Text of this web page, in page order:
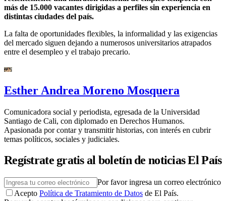
más de 15.000 vacantes dirigidas a perfiles sin experiencia en
distintas ciudades del país.
La falta de oportunidades flexibles, la informalidad y las exigencias
del mercado siguen dejando a numerosos universitarios atrapados
entre el desempleo y el trabajo precario.
Esther Andrea Moreno Mosquera
Comunicadora social y periodista, egresada de la Universidad
Santiago de Cali, con diplomado en Derechos Humanos.
Apasionada por contar y transmitir historias, con interés en cubrir
temas políticos, sociales y judiciales.
Regístrate gratis al boletín de noticias El País
Por favor ingresa un correo electrónico
Acepto Política de Tratamiento de Datos de El País.